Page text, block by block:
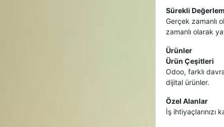
Sürekli
Gerçek zamanlı
zamanlı olarak
Ürünler
Ürün Çeşitleri
Odoo, farklı
dijital ürünler.
Özel Alanlar
İş ihtiyaçlarınızı